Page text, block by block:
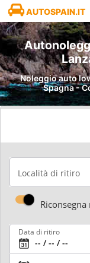
AUTOSPAIN.IT
Noleggio auto
Spagna -
Località di ritiro
Data di ritiro